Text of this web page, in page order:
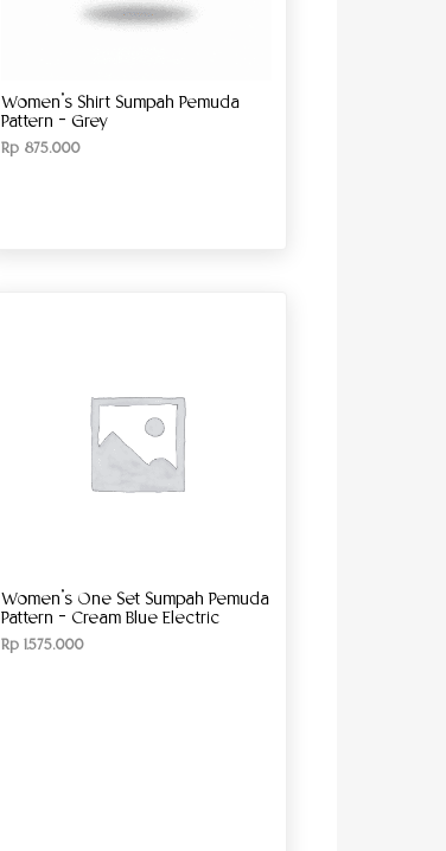
Women’s Shirt Sumpah Pemuda
Pattern – Grey
Rp 875.000
Women’s One Set Sumpah Pemuda
Pattern – Cream Blue Electric
Rp 1.575.000